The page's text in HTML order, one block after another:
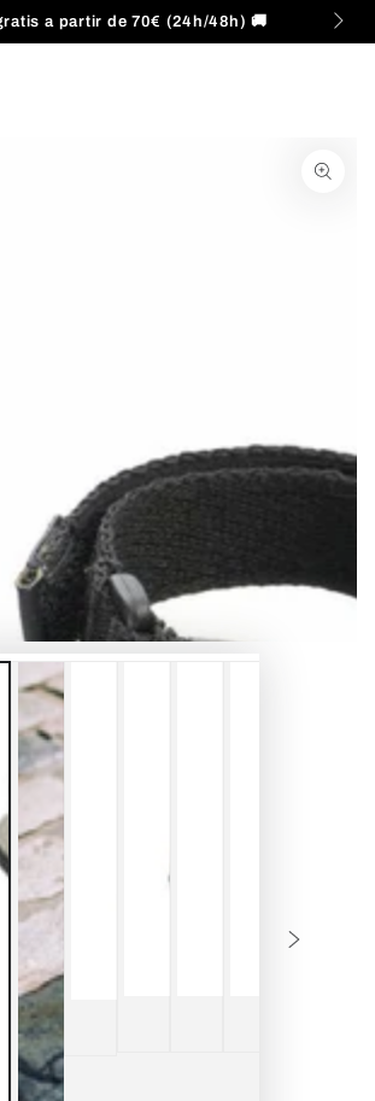
a partir de 70€ (24h/48h) 🚚
en
modal